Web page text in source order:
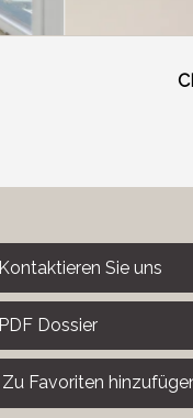
Kontaktieren Sie uns
PDF Dossier
Zu Favoriten